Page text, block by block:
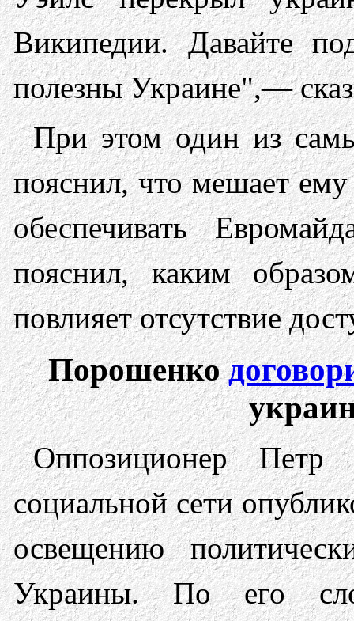
Википедии. Давайте
полезны Украине",—
При этом один из
пояснил, что мешает
обеспечивать
пояснил, каким
повлияет отсутствие
Порошенко
Оппозиционер
социальной сети
освещению
Украины. По его